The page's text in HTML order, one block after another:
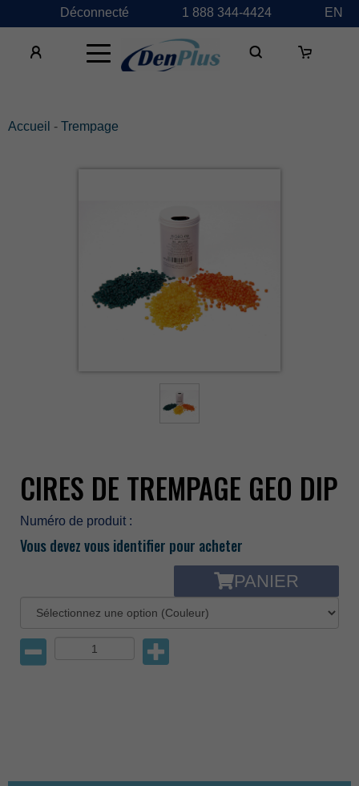
Déconnecté 1 888 344-4424 EN
×
Accueil - Trempage
CIRES DE TREMPAGE GEO DIP
Numéro de produit :
Vous devez vous identifier pour acheter
PANIER